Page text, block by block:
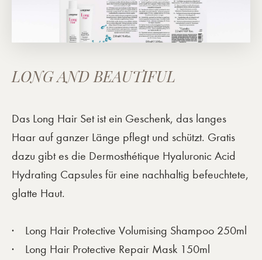
LONG AND BEAUTIFUL
Das Long Hair Set ist ein Geschenk, das langes
Haar auf ganzer Länge pflegt und schützt. Gratis
dazu gibt es die Dermosthétique Hyaluronic Acid
Hydrating Capsules für eine nachhaltig befeuchtete,
glatte Haut.
Long Hair Protective Volumising Shampoo 250ml
Long Hair Protective Repair Mask 150ml